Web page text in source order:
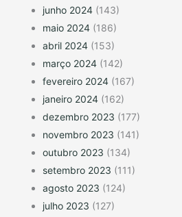
junho 2024 (143)
maio 2024 (186)
abril 2024 (153)
março 2024 (142)
fevereiro 2024 (167)
janeiro 2024 (162)
dezembro 2023 (177)
novembro 2023 (141)
outubro 2023 (134)
setembro 2023 (111)
agosto 2023 (124)
julho 2023 (127)